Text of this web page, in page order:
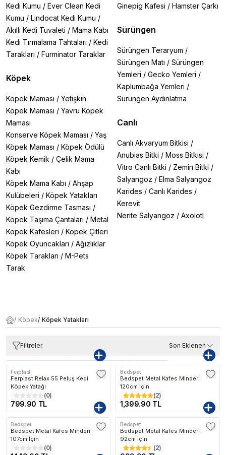
Kedi Kumu / Ever Clean Kedi
Kumu / Lindocat Kedi Kumu /
Akıllı Kedi Tuvaleti / Mama Kabı
Kedi Tırmalama Tahtaları / Kedi
Tarakları / Furminator Taraklar
Köpek
Köpek Maması / Yetişkin
Köpek Maması / Yavru Köpek
Maması
Konserve Köpek Maması / Yaş
Köpek Maması / Köpek Ödülü
Köpek Kemik / Çelik Mama
Kabı
Köpek Mama Kabı / Ahşap
Kulübeleri / Köpek Yatakları
Köpek Gezdirme Tasması /
Köpek Taşıma Çantaları / Metal
Köpek Kafesleri / Köpek Çitleri
Köpek Oyuncakları / Ağızlıklar
Köpek Tarakları / M-Pets
Tarak
Ginepig Kafesi / Hamster Çarkı
Sürüngen
Sürüngen Teraryum /
Sürüngen Matı / Sürüngen
Yemleri / Gecko Yemleri /
Kaplumbağa Yemleri /
Sürüngen Aydınlatma
Canlı
Canlı Akvaryum Bitkisi /
Anubias Bitki / Moss Bitkisi /
Vitro Canlı Bitki / Zemin Bitki /
Salyangoz / Elma Salyangoz
Karides / Canlı Karides /
Kerevit
Nerite Salyangoz / Axolotl
/ Köpek/ Köpek Yatakları
Filtreler Son Eklenen
Ferplast
Ferplast Relax 55 Peluş Kedi
Köpek Yatağı
(0)
799.90 TL
Bedspet
Bedspet Metal Kafes Minderi
120cm İçin
(2)
1,399.90 TL
Bedspet
Bedspet Metal Kafes Minderi
107cm İçin
(0)
Bedspet
Bedspet Metal Kafes Minderi
92cm İçin
(2)